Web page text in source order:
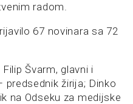
radom.
67 novinara sa 72
Švarm, glavni i
predsednik žirija; Dinko
na Odseku za medijske